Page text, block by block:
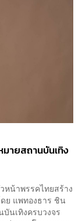
ายสถานบันเทิง
น้าพรรคไทยสร้าง
ย แพทองธาร ชิน
นเทิงครบวงจร